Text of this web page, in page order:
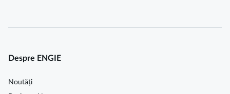
Despre ENGIE
Noutăți